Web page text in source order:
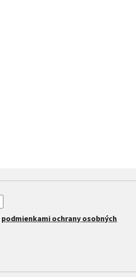
podmienkami ochrany osobných